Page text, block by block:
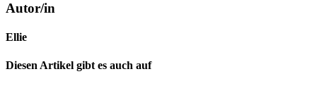
Autor/in
Ellie
Diesen Artikel gibt es auch auf